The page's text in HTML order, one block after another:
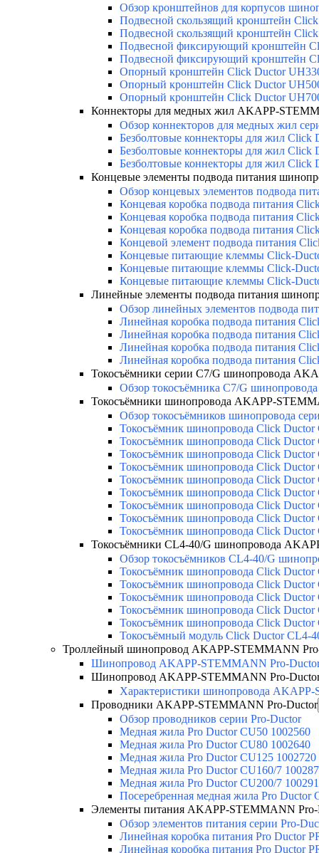
Обзор кронштейнов для корпусов
Подвесной скользящий кронштейн
Подвесной скользящий кронштейн
Подвесной фиксирующий кронштейн
Подвесной фиксирующий кронштейн
Опорный кронштейн Click Ductor
Опорный кронштейн Click Ductor
Опорный кронштейн Click Ductor
Коннекторы для медных жил AKAPP-
Обзор коннекторов для медных жил
Безболтовые коннекторы для жил Click
Безболтовые коннекторы для жил Click
Безболтовые коннекторы для жил Click
Концевые элементы подвода питания
Обзор концевых элементов подвода
Концевая коробка подвода питания
Концевая коробка подвода питания
Концевая коробка подвода питания
Концевой элемент подвода питания
Концевые питающие клеммы Click-
Концевые питающие клеммы Click-
Концевые питающие клеммы Click-
Линейные элементы подвода питания
Обзор линейных элементов подвода
Линейная коробка подвода питания
Линейная коробка подвода питания
Линейная коробка подвода питания
Линейная коробка подвода питания
Токосъёмники серии С7/G шинопровода
Обзор токосъёмника С7/G
Токосъёмники шинопровода AKAPP-
Обзор токосъёмников шинопровода
Токосъёмник шинопровода Click Ductor
Токосъёмник шинопровода Click Ductor
Токосъёмник шинопровода Click Ductor
Токосъёмник шинопровода Click Ductor
Токосъёмник шинопровода Click Ductor
Токосъёмник шинопровода Click Ductor
Токосъёмник шинопровода Click Ductor
Токосъёмник шинопровода Click Ductor
Токосъёмник шинопровода Click Ductor
Токосъёмники СL4-40/G шинопровода
Обзор токосъёмников СL4-40/G
Токосъёмник шинопровода Click Ductor
Токосъёмник шинопровода Click Ductor
Токосъёмник шинопровода Click Ductor
Токосъёмник шинопровода Click Ductor
Токосъёмник шинопровода Click Ductor
Токосъёмный модуль Click Ductor CL4-
Троллейный шинопровод AKAPP-STEMMANN
Шинопровод AKAPP-STEMMANN Pro-
Шинопровод AKAPP-STEMMANN Pro-
Характеристики шинопровода
Проводники AKAPP-STEMMANN Pro-Ductor
Обзор проводников серии Pro-Ductor
Медная жила Pro Ductor CU50 1002560
Медная жила Pro Ductor CU80 1002640
Медная жила Pro Ductor CU125 1002720
Медная жила Pro Ductor CU160/7
Медная жила Pro Ductor CU200/7
Посеребренная медная жила Pro Ductor
Элементы питания AKAPP-STEMMANN Pro-
Обзор элементов питания серии Pro-
Линейная коробка питания Pro Ductor
Линейная коробка питания Pro Ductor